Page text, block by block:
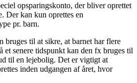
opsparingskonto, der bliver oprettet
Der kan kun oprettes en
pr. barn.
bruges til at sikre, at barnet har flere
et senere tidspunkt kan den fx bruges til
til en lejebolig. Det er vigtigt at
inden udgangen af året, hvor